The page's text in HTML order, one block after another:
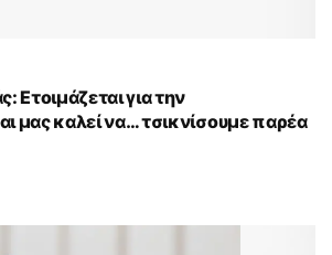
Ετοιμάζεται για την
μας καλεί να… τσικνίσουμε παρέα